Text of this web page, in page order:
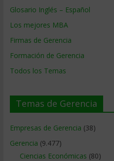
Glosario Inglés – Español
Los mejores MBA
Firmas de Gerencia
Formación de Gerencia
Todos los Temas
Temas de Gerencia
Empresas de Gerencia (38)
Gerencia (9.477)
Ciencias Económicas (80)